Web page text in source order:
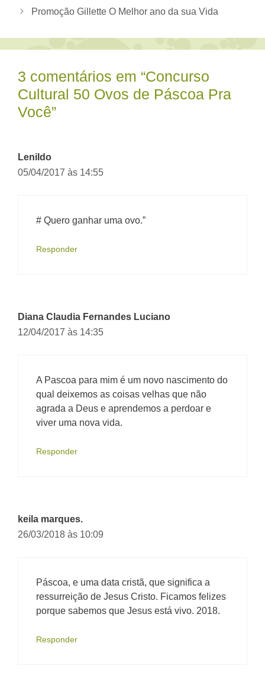
Promoção Gillette O Melhor ano da sua Vida
3 comentários em “Concurso
Cultural 50 Ovos de Páscoa Pra
Você”
Lenildo
05/04/2017 às 14:55
# Quero ganhar uma ovo.”
Responder
Diana Claudia Fernandes Luciano
12/04/2017 às 14:35
A Pascoa para mim é um novo nascimento do
qual deixemos as coisas velhas que não
agrada a Deus e aprendemos a perdoar e
viver uma nova vida.
Responder
keila marques.
26/03/2018 às 10:09
Páscoa, e uma data cristã, que significa a
ressurreição de Jesus Cristo. Ficamos felizes
porque sabemos que Jesus está vivo. 2018.
Responder